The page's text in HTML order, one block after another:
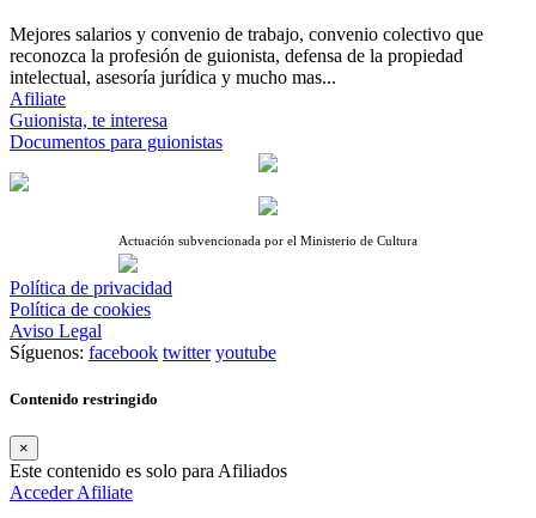
Mejores salarios y convenio de trabajo, convenio colectivo que
reconozca la profesión de guionista, defensa de la propiedad
intelectual, asesoría jurídica y mucho mas...
Afiliate
Guionista, te interesa
Documentos para guionistas
Actuación subvencionada por el Ministerio de Cultura
Política de privacidad
Política de cookies
Aviso Legal
Síguenos: facebook twitter youtube
Contenido restringido
×
Este contenido es solo para Afiliados
AccederAfiliate